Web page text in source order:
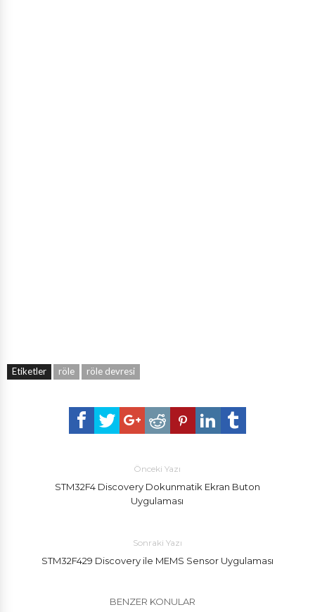
Etiketler röle röle devresi
Önceki Yazı
STM32F4 Discovery Dokunmatik Ekran Buton
Uygulaması
Sonraki Yazı
STM32F429 Discovery ile MEMS Sensor Uygulaması
BENZER KONULAR